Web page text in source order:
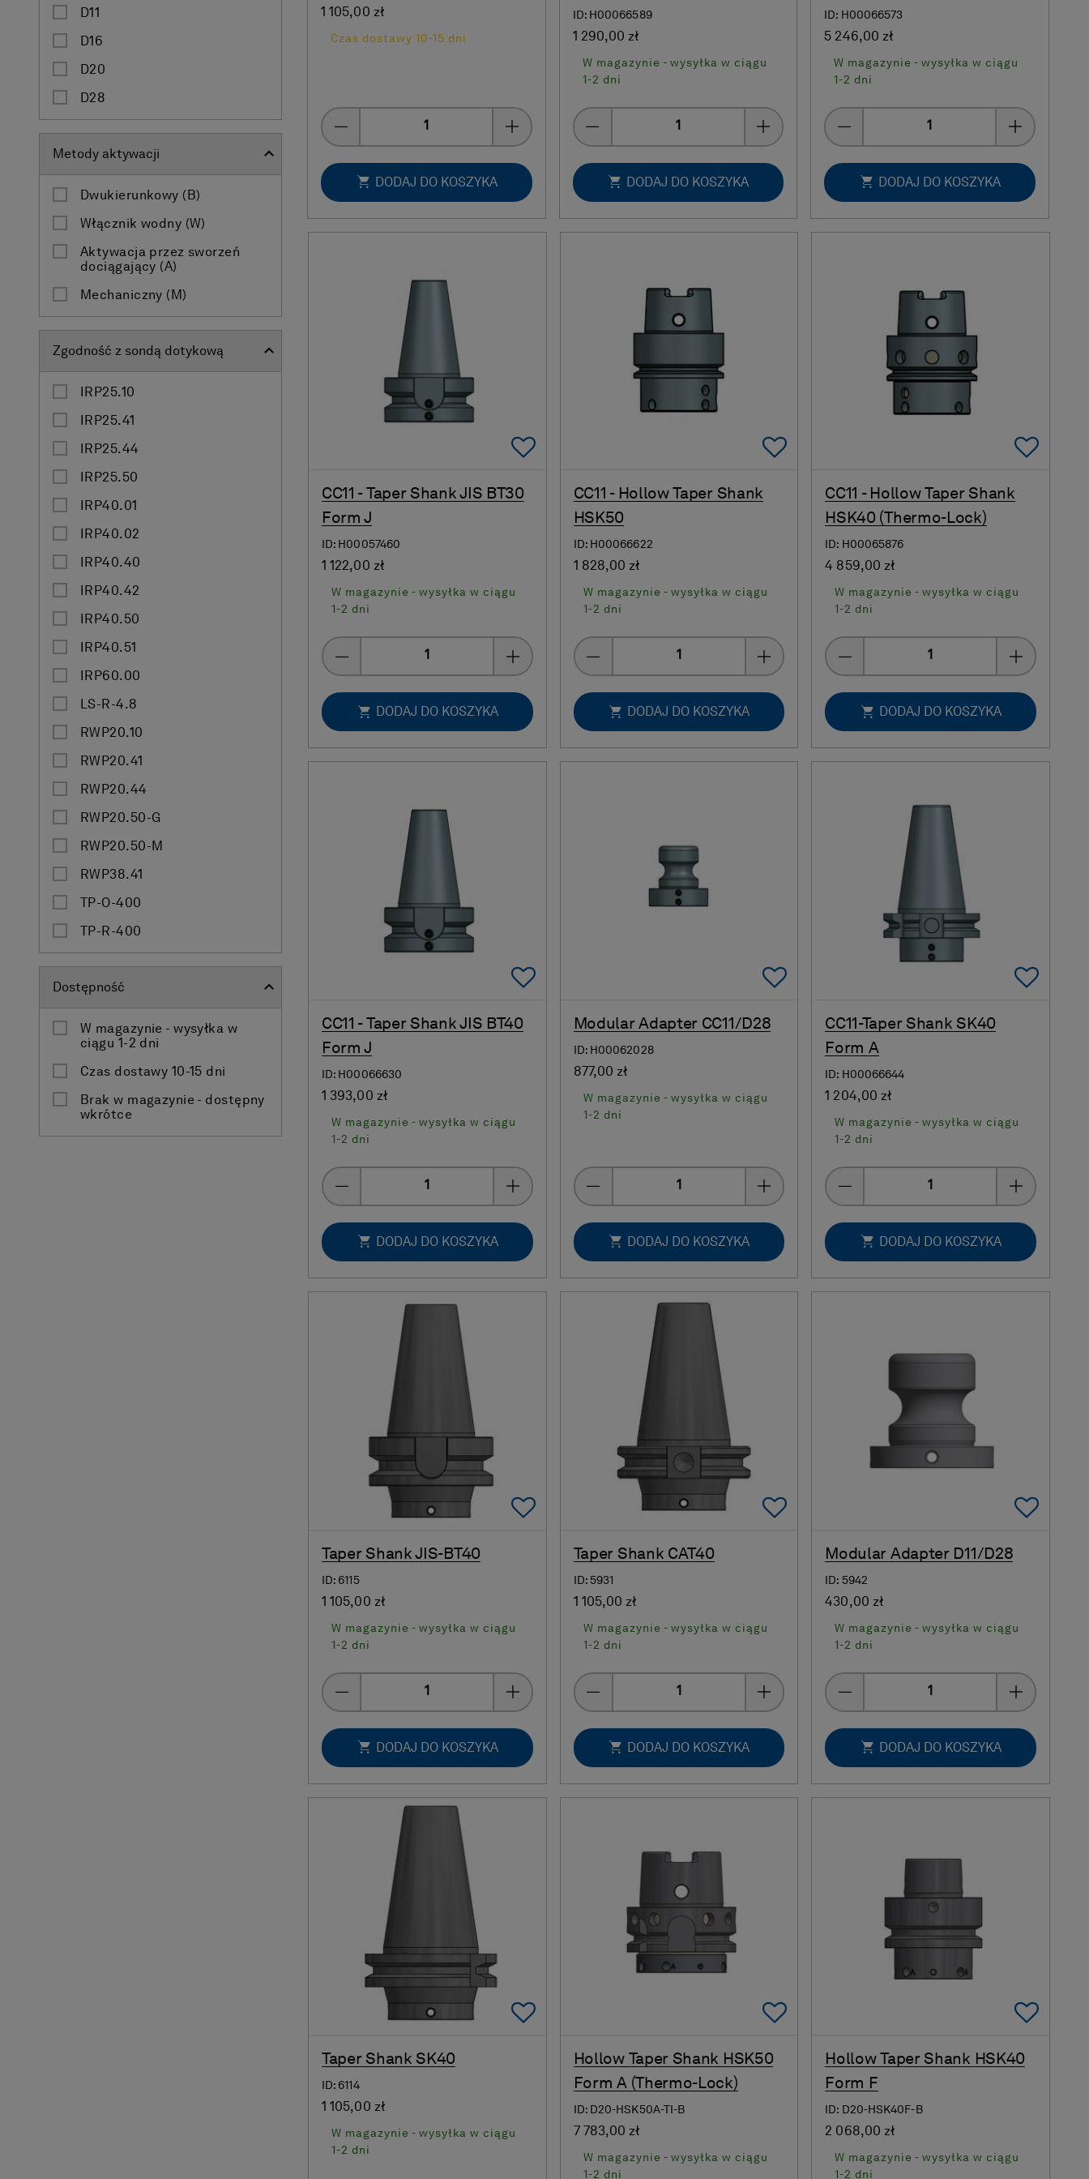
D11
D16
D20
D28
Metody aktywacji
Dwukierunkowy (B)
Włącznik wodny (W)
Aktywacja przez sworzeń
dociągający (A)
Mechaniczny (M)
Zgodność z sondą dotykową
IRP25.10
IRP25.41
IRP25.44
IRP25.50
IRP40.01
IRP40.02
IRP40.40
IRP40.42
IRP40.50
IRP40.51
IRP60.00
LS-R-4.8
RWP20.10
RWP20.41
RWP20.44
RWP20.50-G
RWP20.50-M
RWP38.41
TP-O-400
TP-R-400
Dostępność
W magazynie - wysyłka w
ciągu 1-2 dni
Czas dostawy 10-15 dni
Brak w magazynie - dostępny
wkrótce
1 105,00 zł
Czas dostawy 10-15 dni
DODAJ DO KOSZYKA
ID: H00066589
1 290,00 zł
W magazynie - wysyłka w ciągu
1-2 dni
DODAJ DO KOSZYKA
ID: H00066573
5 246,00 zł
W magazynie - wysyłka w ciągu
1-2 dni
DODAJ DO KOSZYKA
Add To Favorites
CC11 - Taper Shank JIS BT30
Form J
ID: H00057460
1 122,00 zł
W magazynie - wysyłka w ciągu
1-2 dni
DODAJ DO KOSZYKA
Add To Favorites
CC11 - Hollow Taper Shank
HSK50
ID: H00066622
1 828,00 zł
W magazynie - wysyłka w ciągu
1-2 dni
DODAJ DO KOSZYKA
Add
CC11 - Hollow Taper Shank
HSK40 (Thermo-Lock)
ID: H00065876
4 859,00 zł
W magazynie - wysyłka w ciągu
1-2 dni
DODAJ DO KOSZYKA
Add To Favorites
CC11 - Taper Shank JIS BT40
Form J
ID: H00066630
1 393,00 zł
W magazynie - wysyłka w ciągu
1-2 dni
DODAJ DO KOSZYKA
Add To Favorites
Modular Adapter CC11/D28
ID: H00062028
877,00 zł
W magazynie - wysyłka w ciągu
1-2 dni
DODAJ DO KOSZYKA
Add
CC11-Taper Shank SK40
Form A
ID: H00066644
1 204,00 zł
W magazynie - wysyłka w ciągu
1-2 dni
DODAJ DO KOSZYKA
Add To Favorites
Taper Shank JIS-BT40
ID: 6115
1 105,00 zł
W magazynie - wysyłka w ciągu
1-2 dni
DODAJ DO KOSZYKA
Add To Favorites
Taper Shank CAT40
ID: 5931
1 105,00 zł
W magazynie - wysyłka w ciągu
1-2 dni
DODAJ DO KOSZYKA
Add
Modular Adapter D11/D28
ID: 5942
430,00 zł
W magazynie - wysyłka w ciągu
1-2 dni
DODAJ DO KOSZYKA
Add To Favorites
Taper Shank SK40
ID: 6114
1 105,00 zł
W magazynie - wysyłka w ciągu
1-2 dni
Add To Favorites
Hollow Taper Shank HSK50
Form A (Thermo-Lock)
ID: D20-HSK50A-TI-B
7 783,00 zł
W magazynie - wysyłka w ciągu
1-2 dni
Add
Hollow Taper Shank HSK40
Form F
ID: D20-HSK40F-B
2 068,00 zł
W magazynie - wysyłka w ciągu
1-2 dni